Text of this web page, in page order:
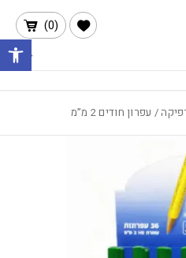
(
0
)
הרשימה שלי
/ עפרון חודים 2 מ”מ